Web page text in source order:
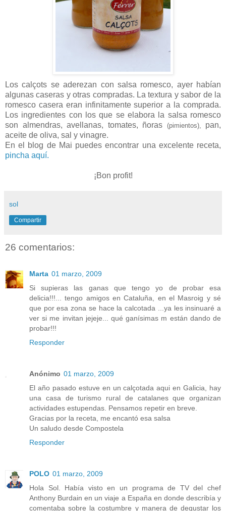
Los calçots se aderezan con salsa romesco, ayer habían
algunas caseras y otras compradas. La textura y sabor de la
romesco casera eran infinitamente superior a la comprada.
Los ingredientes con los que se elabora la salsa romesco
son almendras, avellanas, tomates, ñoras (pimientos), pan,
aceite de oliva, sal y vinagre.
En el blog de Mai puedes encontrar una excelente receta,
pincha aquí.
¡Bon profit!
sol
Compartir
26 comentarios:
Marta 01 marzo, 2009
Si supieras las ganas que tengo yo de probar esa
delicia!!!... tengo amigos en Cataluña, en el Masroig y sé
que por esa zona se hace la calcotada ...ya les insinuaré a
ver si me invitan jejeje... qué ganísimas m están dando de
probar!!!
Responder
Anónimo 01 marzo, 2009
El año pasado estuve en un calçotada aqui en Galicia, hay
una casa de turismo rural de catalanes que organizan
actividades estupendas. Pensamos repetir en breve.
Gracias por la receta, me encantó esa salsa
Un saludo desde Compostela
Responder
POLO 01 marzo, 2009
Hola Sol. Había visto en un programa de TV del chef
Anthony Burdain en un viaje a España en donde describía y
comentaba sobre la costumbre y manera de degustar los